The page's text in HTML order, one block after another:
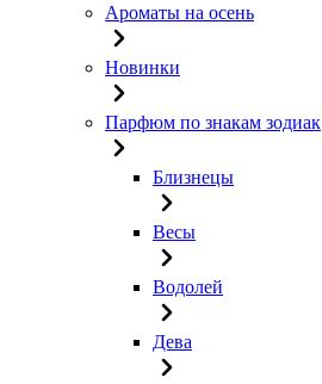
Ароматы на осень
Новинки
Парфюм по знакам зодиак
Близнецы
Весы
Водолей
Дева